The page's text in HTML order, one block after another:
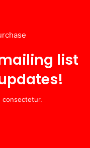
list
consectetur.